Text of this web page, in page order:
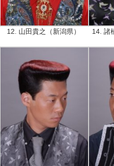
12. 山田貴之（新潟県） 14. 諸